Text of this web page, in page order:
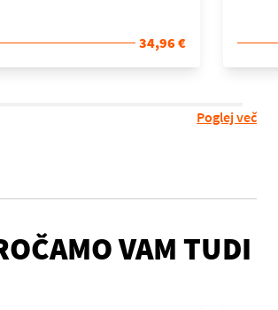
34,96 €
Poglej več
VAM TUDI